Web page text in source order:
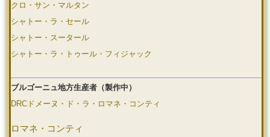
クロ・サン・マルタン
シャトー・ラ・セール
シャトー・スータール
シャトー・ラ・トゥール・フィジャック
ブルゴーニュ地方生産者（製作中）
DRCドメーヌ・ド・ラ・ロマネ・コンティ
ロマネ・コンティ